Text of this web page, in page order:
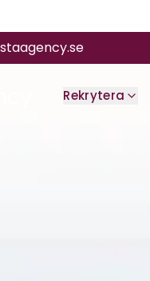
Rekrytera